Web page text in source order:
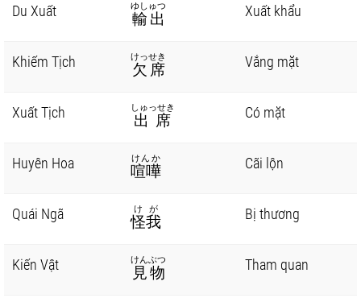
Du Xuất 輸出
ゆしゅつ Xuất khẩu
Khiếm Tịch 欠席
けっせき Vắng mặt
Xuất Tịch 出席
しゅっせき Có mặt
Huyên Hoa 喧嘩
けんか Cãi lộn
Quái Ngã 怪我
けが Bị thương
Kiến Vật 見物
けんぶつ Tham quan